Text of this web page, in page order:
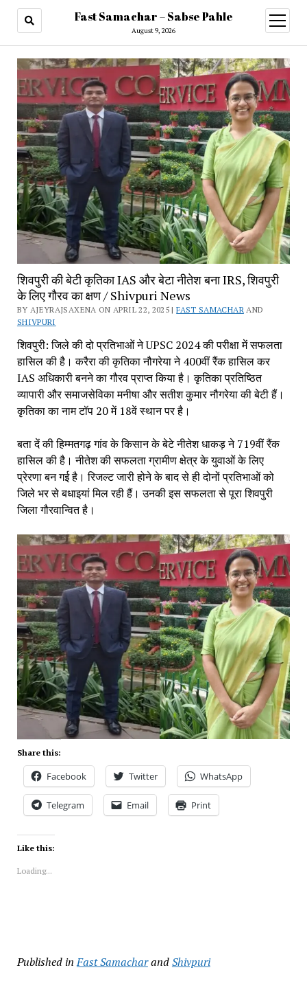
Fast Samachar – Sabse Pahle
August 9, 2026
open
menu
शिवपुरी की बेटी कृतिका IAS और बेटा नीतेश बना IRS, शिवपुरी
के लिए गौरव का क्षण / Shivpuri News
BY AJEYRAJSAXENA ON APRIL 22, 2025 |FAST SAMACHAR AND
SHIVPURI
शिवपुरी: जिले की दो प्रतिभाओं ने UPSC 2024 की परीक्षा में सफलता
हासिल की है। करैरा की कृतिका नौगरेया ने 400वीं रैंक हासिल कर
IAS अधिकारी बनने का गौरव प्राप्त किया है। कृतिका प्रतिष्ठित
व्यापारी और समाजसेविका मनीषा और सतीश कुमार नौगरेया की बेटी हैं।
कृतिका का नाम टॉप 20 में 18वें स्थान पर है।
बता दें की हिम्मतगढ़ गांव के किसान के बेटे नीतेश धाकड़ ने 719वीं रैंक
हासिल की है। नीतेश की सफलता ग्रामीण क्षेत्र के युवाओं के लिए
प्रेरणा बन गई है। रिजल्ट जारी होने के बाद से ही दोनों प्रतिभाओं को
जिले भर से बधाइयां मिल रही हैं। उनकी इस सफलता से पूरा शिवपुरी
जिला गौरवान्वित है।
Share this:
Facebook Twitter WhatsApp
Telegram Email Print
Like this:
Loading...
Published in Fast SamacharandShivpuri